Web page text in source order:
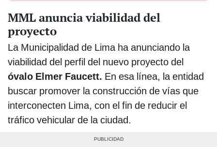
MML anuncia viabilidad del
proyecto
La Municipalidad de Lima ha anunciando la
viabilidad del perfil del nuevo proyecto del
óvalo Elmer Faucett. En esa línea, la entidad
buscar promover la construcción de vías que
interconecten Lima, con el fin de reducir el
tráfico vehicular de la ciudad.